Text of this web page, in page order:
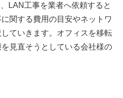
LAN工事を業者へ依頼すると
関する費用の目安やネットワ
ていきます。オフィスを移転
見直そうとしている会社様の